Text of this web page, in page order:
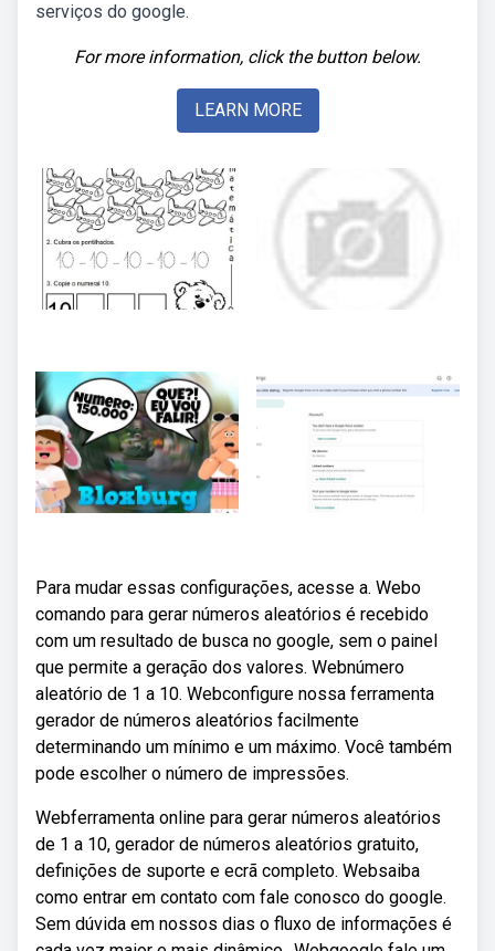
serviços do google.
For more information, click the button below.
LEARN MORE
Para mudar essas configurações, acesse a. Webo
comando para gerar números aleatórios é recebido
com um resultado de busca no google, sem o painel
que permite a geração dos valores. Webnúmero
aleatório de 1 a 10. Webconfigure nossa ferramenta
gerador de números aleatórios facilmente
determinando um mínimo e um máximo. Você também
pode escolher o número de impressões.
Webferramenta online para gerar números aleatórios
de 1 a 10, gerador de números aleatórios gratuito,
definições de suporte e ecrã completo. Websaiba
como entrar em contato com fale conosco do google.
Sem dúvida em nossos dias o fluxo de informações é